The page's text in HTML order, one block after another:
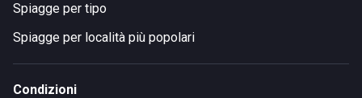
Spiagge per tipo
Spiagge per località più popolari
Condizioni